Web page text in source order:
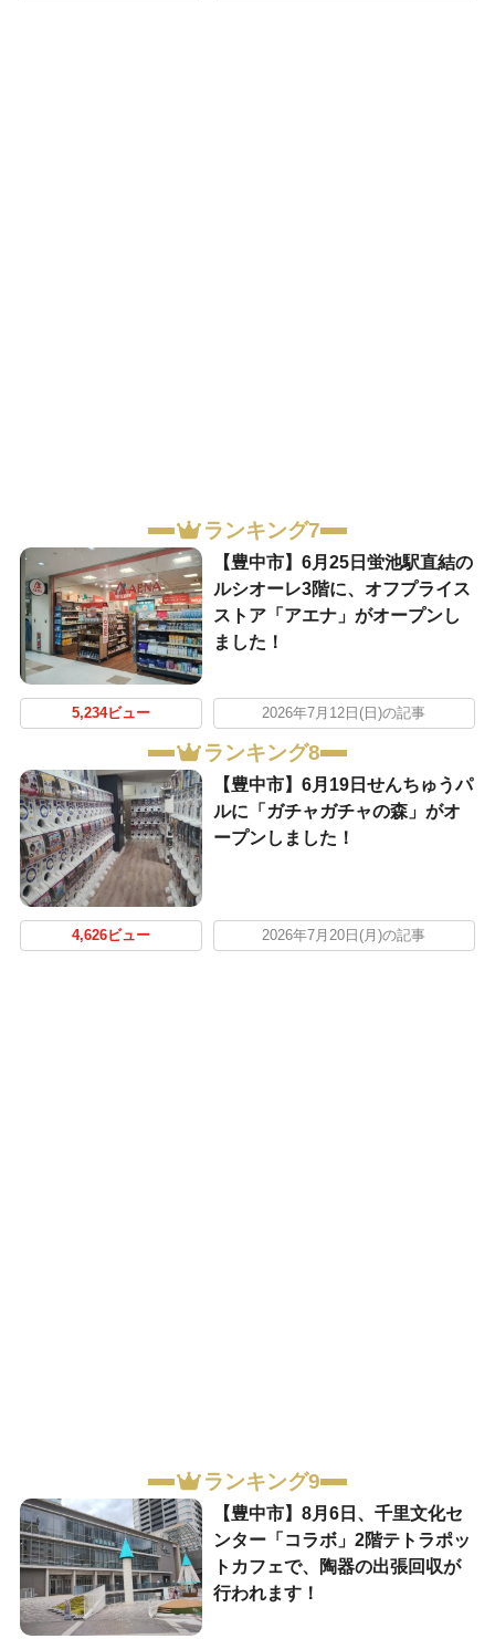
ランキング7
【豊中市】6月25日蛍池駅直結の
ルシオーレ3階に、オフプライス
ストア「アエナ」がオープンし
ました！
5,234ビュー 2026年7月12日(日)の記事
ランキング8
【豊中市】6月19日せんちゅうパ
ルに「ガチャガチャの森」がオ
ープンしました！
4,626ビュー 2026年7月20日(月)の記事
ランキング9
【豊中市】8月6日、千里文化セ
ンター「コラボ」2階テトラポッ
トカフェで、陶器の出張回収が
行われます！